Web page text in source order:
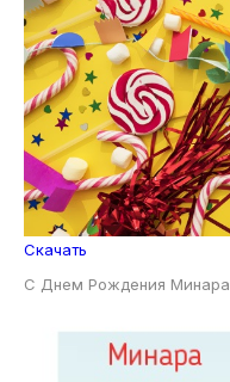
Скачать
С Днем Рождения Минара